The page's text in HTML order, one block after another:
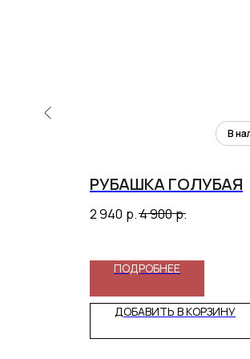
РУБАШКА ГОЛУБАЯ
2 940 р.4 900р.
ПОДРОБНЕЕ
ДОБАВИТЬ В КОРЗИНУ